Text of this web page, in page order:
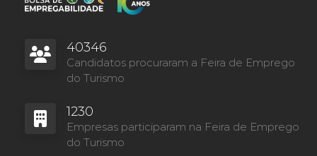
40346
Candidatos procuraram a Feira de Emprego
do Turismo
1230
Empresas participaram na Feira de Emprego
do Turismo